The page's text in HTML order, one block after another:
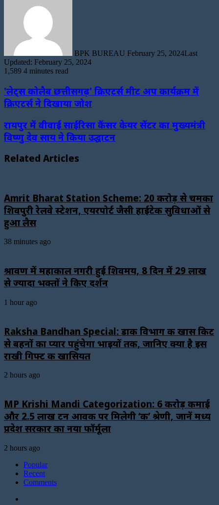
BPK BUREAU February 25, 2024Last
Updated: February 25, 2024
1,589 4 minutes read
'लेट्स कोलैब छत्तीसगढ़' क्रिएटर्स मीट अप कार्यक्रम में
क्रिएटर्स ने दिखाया जोश
रायपुर में वीवाई साईरिसा कैंसर केयर सेंटर का मुख्यमंत्री
विष्णु देव साय ने किया उद्घाटन
Related Articles
Amrit Bharat Station Scheme: 20 करोड़ से चमका
शिवपुरी रेलवे स्टेशन, एयरपोर्ट जैसी हाईटेक सुविधाओं से
हुआ लैस
38 minutes ago
श्रावण में महाकाल नगरी हुई शिवमय, 8 दिन में 29 लाख
से ज्यादा भक्तों ने किए दर्शन
1 hour ago
Raksha Bandhan Special: डाक विभाग की खास किट
से बहनों का प्यार पहुंचेगा भाइयों तक, जानिए क्या है इस
राखी गिफ्ट की खासियत
2 hours ago
MP Krishi Mandi Categorization: 6 करोड़ कमाई
और 2.5 लाख टन आवक पर मिलेगी ‘क’ श्रेणी, जानें मध्य
प्रदेश सरकार का नया फॉर्मूला
2 hours ago
Popular
Recent
Comments